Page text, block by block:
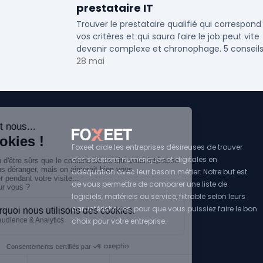
prestataire IT
Trouver le prestataire qualifié qui correspond
vos critères et qui saura faire le job peut vite
devenir complexe et chronophage. 5 conseils
pour vous !
28 mai
Foxeet aide les entreprises désireuses de trouver
des solutions numériques et digitales en
adéquation avec leur besoin métier. Notre but est
de vous permettre de comparer une liste de
logiciels, matériels ou service, filtrable selon leurs
caractéristiques, pour que vous puissiez faire le bon
choix pour votre entreprise.